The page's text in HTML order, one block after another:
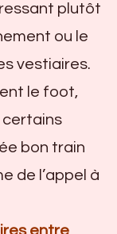
plutôt
ou le
vestiaires.
le foot,
certains
bon train
de l’appel à
entre